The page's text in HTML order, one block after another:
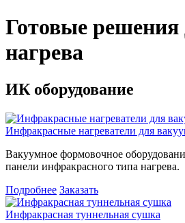
Готовые решения
нагрева
ИК оборудование
Инфракрасные нагреватели для
Вакуумное формовочное
панели инфракрасного типа нагрева.
Подробнее Заказать
Инфракрасная туннельная сушка